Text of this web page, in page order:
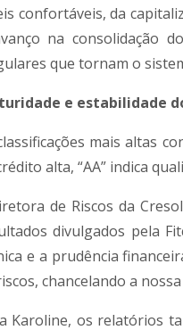
confortáveis, da
na consolidação
que tornam o
e estabilidade
mais altas
alta, “AA” indica
de Riscos da
divulgados pela
e a prudência
chancelando a
Karoline, os relatórios